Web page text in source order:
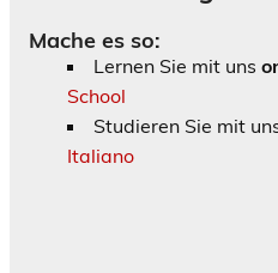
Mache es so:
Lernen Sie mit uns
School
Studieren Sie mit
Italiano